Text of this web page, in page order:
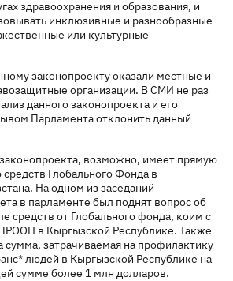
здравоохранения и образования, и
инклюзивные и разнообразные
или культурные
законопроекту оказали местные и
организации. В СМИ не раз
данного законопроекта и его
Парламента отклонить данный
возможно, имеет прямую
Глобального Фонда в
На одном из заседаний
в парламенте был поднят вопрос об
средств от Глобального фонда, коим с
в Кыргызской Республике. Также
сумма, затрачиваемая на профилактику
людей в Кыргызской Республике на
сумме более 1 млн долларов.